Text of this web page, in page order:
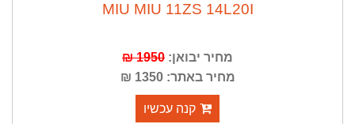
MIU MIU 11ZS 14L20I
מחיר יבואן: 1950 ₪
מחיר באתר: 1350 ₪
קנה עכשיו